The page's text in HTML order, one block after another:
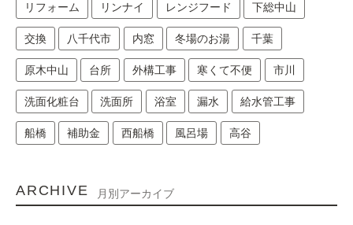
リフォーム リンナイ レンジフード 下総中山
交換 八千代市 内窓 冬場のお湯 千葉
原木中山 台所 外構工事 寒くて不便 市川
洗面化粧台 洗面所 浴室 漏水 給水管工事
船橋 補助金 西船橋 風呂場 高谷
ARCHIVE 月別アーカイブ